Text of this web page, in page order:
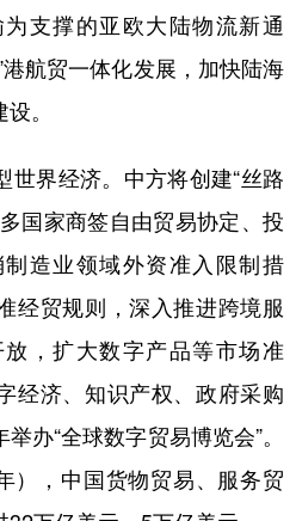
支撑的亚欧大陆物流新通
航贸一体化发展，加快陆海
。
界经济。中方将创建“丝路
国家商签自由贸易协定、投
造业领域外资准入限制措
经贸规则，深入推进跨境服
，扩大数字产品等市场准
经济、知识产权、政府采购
办“全球数字贸易博览会”。
），中国货物贸易、服务贸